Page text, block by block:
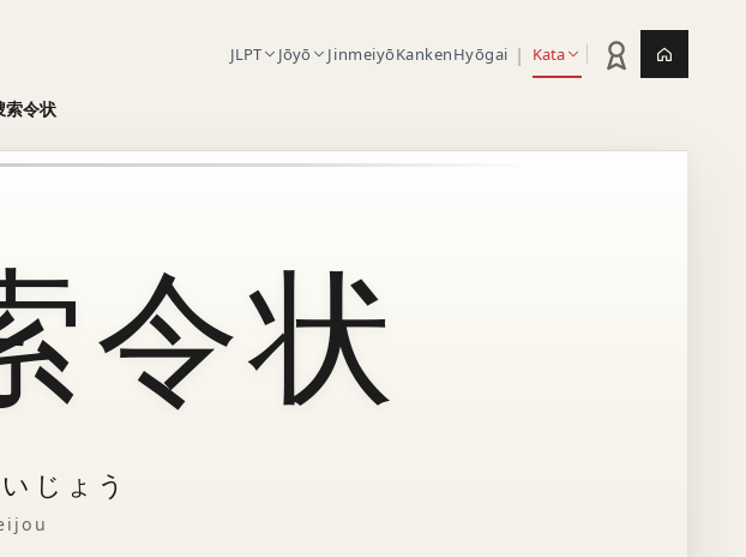
JLPT Jōyō JinmeiyōKankenHyōgai | Kata Statistik latihan
索令状
令状
じょう